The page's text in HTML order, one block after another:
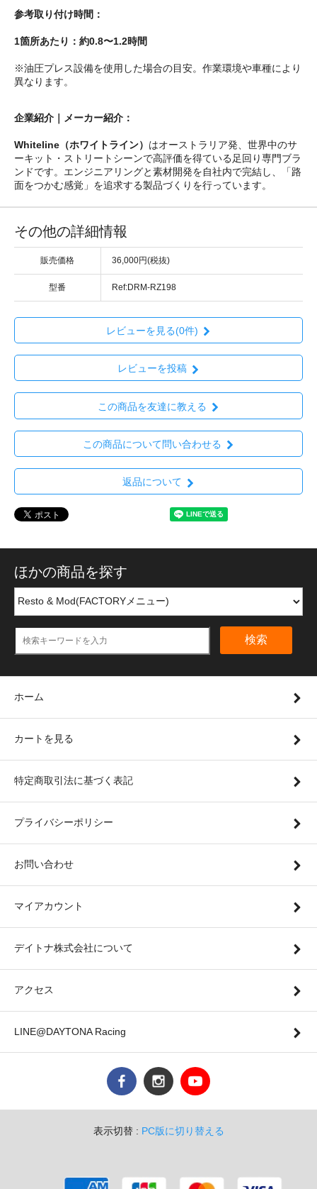
参考取り付け時間：
1箇所あたり：約0.8〜1.2時間
※油圧プレス設備を使用した場合の目安。作業環境や車種により
異なります。
企業紹介｜メーカー紹介：
Whiteline（ホワイトライン） はオーストラリア発、世界中のサ
ーキット・ストリートシーンで高評価を得ている足回り専門ブラ
ンドです。エンジニアリングと素材開発を自社内で完結し、「路
面をつかむ感覚」を追求する製品づくりを行っています。
その他の詳細情報
販売価格 36,000円(税抜)
型番 Ref:DRM-RZ198
レビューを見る(0件)
レビューを投稿
この商品を友達に教える
この商品について問い合わせる
返品について
ほかの商品を探す
検索
ホーム
カートを見る
特定商取引法に基づく表記
プライバシーポリシー
お問い合わせ
マイアカウント
デイトナ株式会社について
アクセス
LINE@DAYTONA Racing
表示切替 : PC版に切り替える